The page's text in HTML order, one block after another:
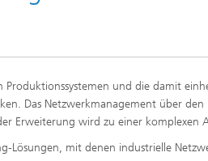
und die damit
Das Netzwerkmanagement über
Erweiterung wird zu einer komplexen
Lösungen, mit denen industrielle